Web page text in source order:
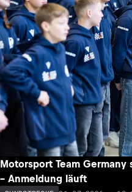
Motorsport Team
– Anmeldung läuft